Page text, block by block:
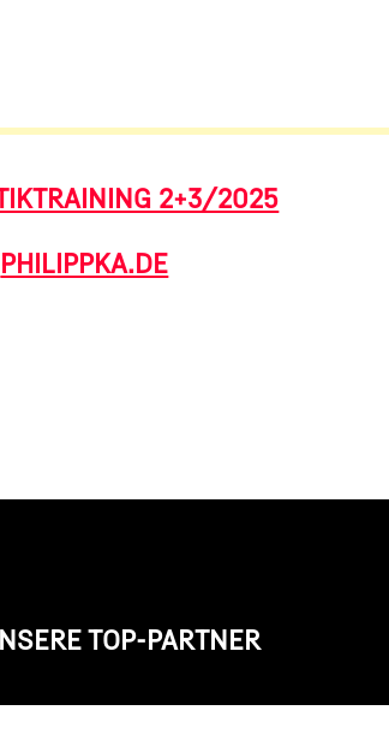
2+3/2025
PHILIPPKA.DE
TOP-PARTNER